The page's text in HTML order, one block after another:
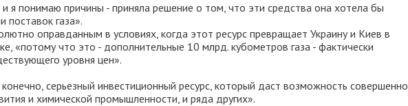
и я понимаю причины - приняла решение о том, что эти средства она хотела бы
газа».
оправданным в условиях, когда этот ресурс превращает Украину и Киев в
«потому что это - дополнительные 10 млрд. кубометров газа - фактически
уровня цен».
серьезный инвестиционный ресурс, который даст возможность совершенно
и химической промышленности, и ряда других».